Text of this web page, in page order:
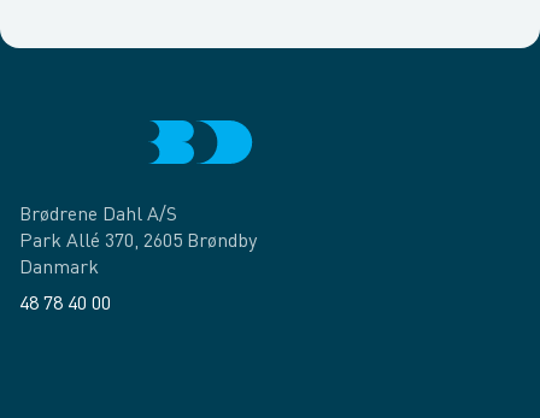
Brødrene Dahl A/S
Park Allé 370, 2605 Brøndby
Danmark
48 78 40 00